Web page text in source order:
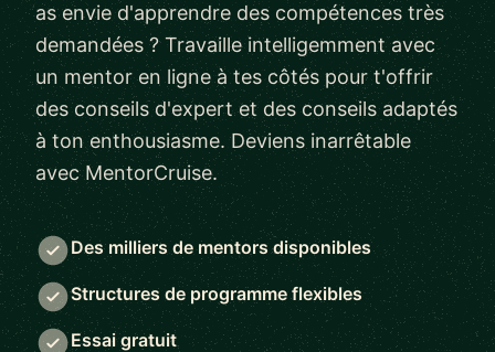
as envie d'apprendre des compétences très
demandées ? Travaille intelligemment avec
un mentor en ligne à tes côtés pour t'offrir
des conseils d'expert et des conseils adaptés
à ton enthousiasme. Deviens inarrêtable
avec MentorCruise.
Des milliers de mentors disponibles
Structures de programme flexibles
Essai gratuit